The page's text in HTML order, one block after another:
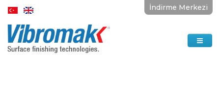
İndirme Merkezi